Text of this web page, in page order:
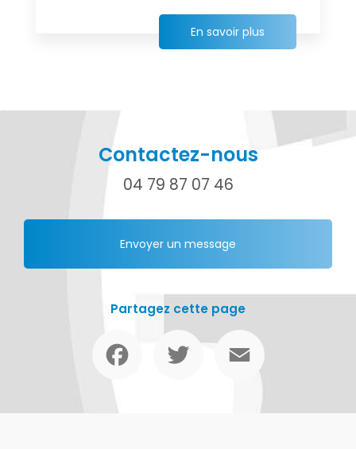
En savoir plus
Contactez-nous
04 79 87 07 46
Envoyer un message
Partagez cette page
Facebook Twitter